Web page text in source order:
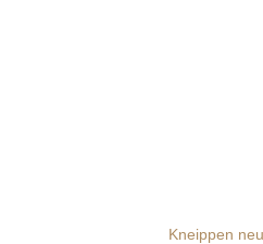
Kneippen